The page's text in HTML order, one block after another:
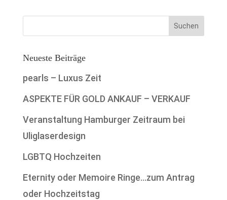
Neueste Beiträge
pearls – Luxus Zeit
ASPEKTE FÜR GOLD ANKAUF – VERKAUF
Veranstaltung Hamburger Zeitraum bei
Uliglaserdesign
LGBTQ Hochzeiten
Eternity oder Memoire Ringe…zum Antrag
oder Hochzeitstag